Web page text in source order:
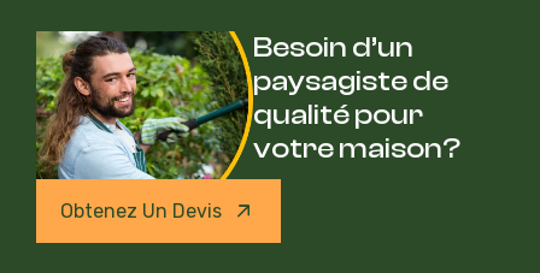
Besoin d’un
paysagiste de
qualité pour
votre maison?
Obtenez Un Devis